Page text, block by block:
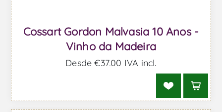
Cossart Gordon Malvasia 10 Anos -
Vinho da Madeira
Desde €37,00 IVA incl.